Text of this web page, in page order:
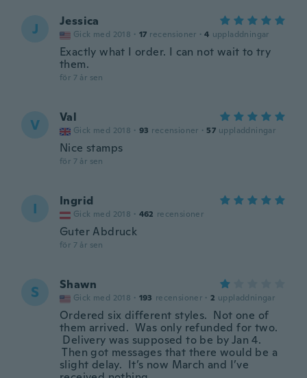
J Jessica
Gick med 2018 · 17 recensioner · 4 uppladdningar
Exactly what I order. I can not wait to try
them.
för 7 år sen
V Val
Gick med 2018 · 93 recensioner · 57 uppladdningar
Nice stamps
för 7 år sen
I Ingrid
Gick med 2018 · 462 recensioner
Guter Abdruck
för 7 år sen
S Shawn
Gick med 2018 · 193 recensioner · 2 uppladdningar
Ordered six different styles. Not one of
them arrived. Was only refunded for two.
Delivery was supposed to be by Jan 4.
Then got messages that there would be a
slight delay. It’s now March and I’ve